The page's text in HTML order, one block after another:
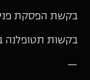
בקשת הפסקת
בקשות תטופלנה
—